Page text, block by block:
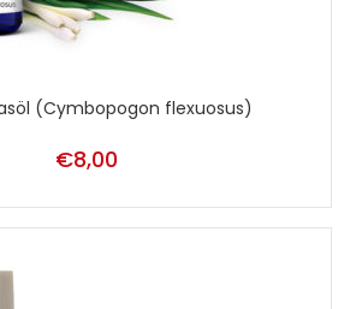
(Cymbopogon flexuosus)
€8,00